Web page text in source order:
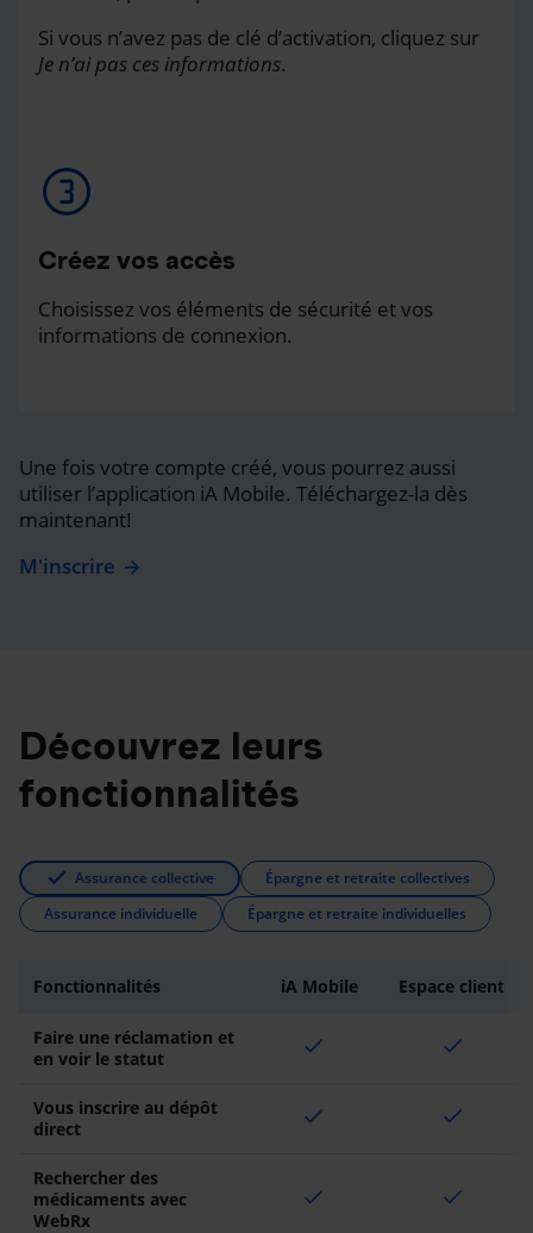
Si vous n’avez pas de clé d’activation, cliquez sur
Je n’ai pas ces informations.
Créez vos accès
Choisissez vos éléments de sécurité et vos
informations de connexion.
Une fois votre compte créé, vous pourrez aussi
utiliser l’application iA Mobile. Téléchargez-la dès
maintenant!
M'inscrire
Découvrez leurs
fonctionnalités
Assurance collective
Épargne et retraite collectives
Assurance individuelle
Épargne et retraite individuelles
Fonctionnalités iA Mobile Espace client
Faire une réclamation et
en voir le statut
check check
Vous inscrire au dépôt
direct
check check
Rechercher des
médicaments avec
WebRx
check check